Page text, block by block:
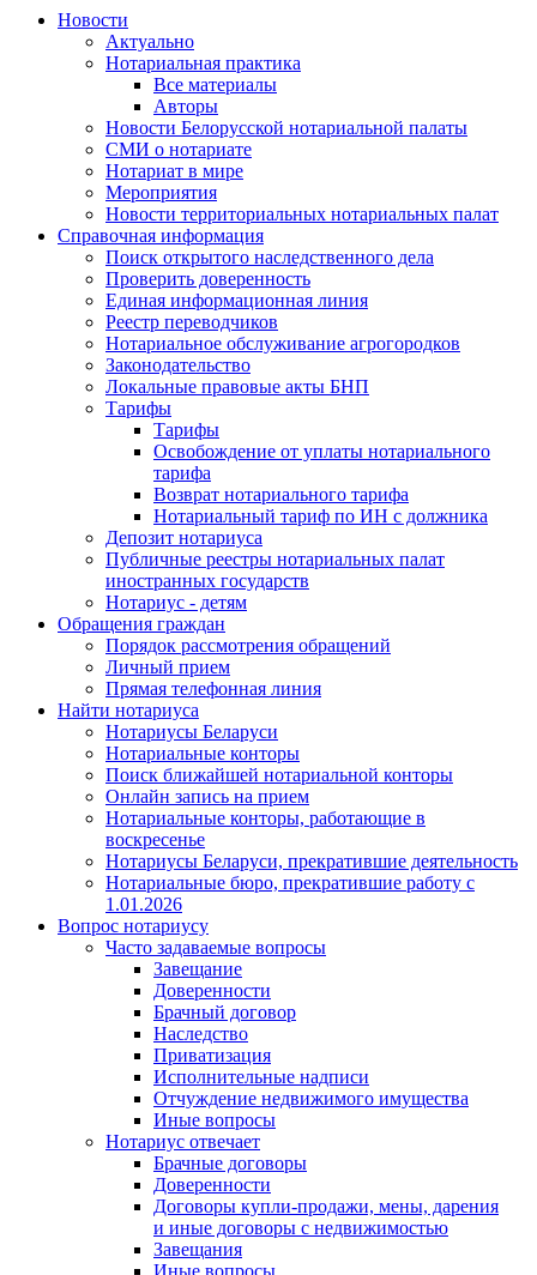
Новости
Актуально
Нотариальная практика
Все материалы
Авторы
Новости Белорусской нотариальной палаты
СМИ о нотариате
Нотариат в мире
Мероприятия
Новости территориальных нотариальных палат
Справочная информация
Поиск открытого наследственного дела
Проверить доверенность
Единая информационная линия
Реестр переводчиков
Нотариальное обслуживание агрогородков
Законодательство
Локальные правовые акты БНП
Тарифы
Тарифы
Освобождение от уплаты нотариального
тарифа
Возврат нотариального тарифа
Нотариальный тариф по ИН с должника
Депозит нотариуса
Публичные реестры нотариальных палат
иностранных государств
Нотариус - детям
Обращения граждан
Порядок рассмотрения обращений
Личный прием
Прямая телефонная линия
Найти нотариуса
Нотариусы Беларуси
Нотариальные конторы
Поиск ближайшей нотариальной конторы
Онлайн запись на прием
Нотариальные конторы, работающие в
воскресенье
Нотариусы Беларуси, прекратившие деятельность
Нотариальные бюро, прекратившие работу с
1.01.2026
Вопрос нотариусу
Часто задаваемые вопросы
Завещание
Доверенности
Брачный договор
Наследство
Приватизация
Исполнительные надписи
Отчуждение недвижимого имущества
Иные вопросы
Нотариус отвечает
Брачные договоры
Доверенности
Договоры купли-продажи, мены, дарения
и иные договоры с недвижимостью
Завещания
Иные вопросы